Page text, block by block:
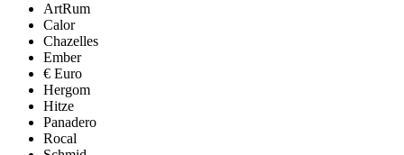
ArtRum
Calor
Chazelles
Ember
€ Euro
Hergom
Hitze
Panadero
Rocal